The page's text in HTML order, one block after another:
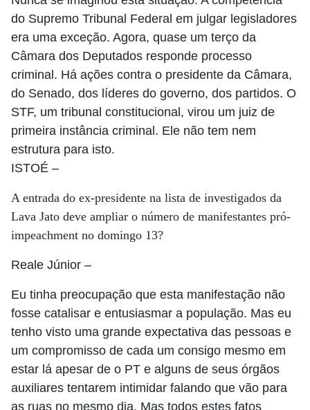
do Supremo Tribunal Federal em julgar legisladores
era uma exceção. Agora, quase um terço da
Câmara dos Deputados responde processo
criminal. Há ações contra o presidente da Câmara,
do Senado, dos líderes do governo, dos partidos. O
STF, um tribunal constitucional, virou um juiz de
primeira instância criminal. Ele não tem nem
estrutura para isto.
ISTOÉ –
A entrada do ex-presidente na lista de investigados da
Lava Jato deve ampliar o número de manifestantes pró-
impeachment no domingo 13?
Reale Júnior –
Eu tinha preocupação que esta manifestação não
fosse catalisar e entusiasmar a população. Mas eu
tenho visto uma grande expectativa das pessoas e
um compromisso de cada um consigo mesmo em
estar lá apesar de o PT e alguns de seus órgãos
auxiliares tentarem intimidar falando que vão para
as ruas no mesmo dia. Mas todos estes fatos